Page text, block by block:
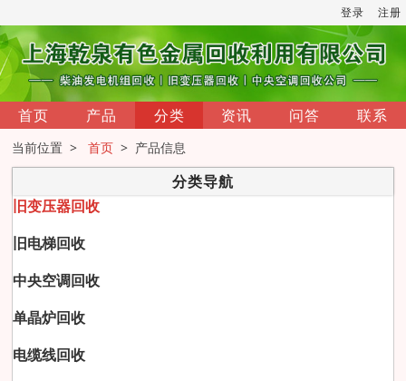
登录 注册
首页 产品 分类 资讯 问答 联系
当前位置 >首页 > 产品信息
分类导航
旧变压器回收
旧电梯回收
中央空调回收
单晶炉回收
电缆线回收